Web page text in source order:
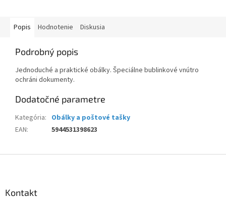
Popis Hodnotenie Diskusia
Podrobný popis
Jednoduché a praktické obálky. Špeciálne bublinkové vnútro
ochráni dokumenty.
Dodatočné parametre
Kategória: Obálky a poštové tašky
EAN: 5944531398623
Kontakt